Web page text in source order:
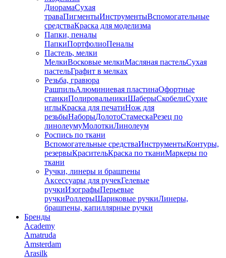
ДиорамаСухая
траваПигментыИнструментыВспомогательные
средстваКраска для моделизма
Папки, пеналы
ПапкиПортфолиоПеналы
Пастель, мелки
МелкиВосковые мелкиМасляная пастельСухая
пастельГрафит в мелках
Резьба, гравюра
РашпильАлюминиевая пластинаОфортные
станкиПолировальникиШаберыСкобелиСухие
иглыКраска для печатиНож для
резьбыНаборыДолотоСтамескаРезец по
линолеумуМолоткиЛинолеум
Роспись по ткани
Вспомогательные средстваИнструментыКонтуры,
резервыКрасительКраска по тканиМаркеры по
ткани
Ручки, линеры и брашпены
Аксессуары для ручекГелевые
ручкиИзографыПерьевые
ручкиРоллерыШариковые ручкиЛинеры,
брашпены, капиллярные ручки
Бренды
Academy
Amatruda
Amsterdam
Arasilk